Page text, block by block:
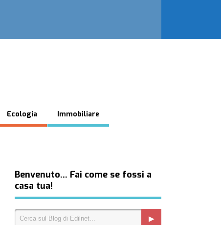
Ecologia Immobiliare
Benvenuto… Fai come se fossi a
casa tua!